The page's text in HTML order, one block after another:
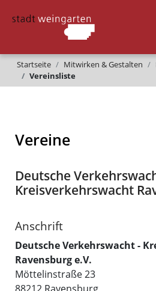
Startseite Mitwirken & Gestalten
Vereinsliste
Vereine
Deutsche
Kreisverkehrswacht
Anschrift
Deutsche Verkehrswacht -
Ravensburg e.V.
Möttelinstraße 23